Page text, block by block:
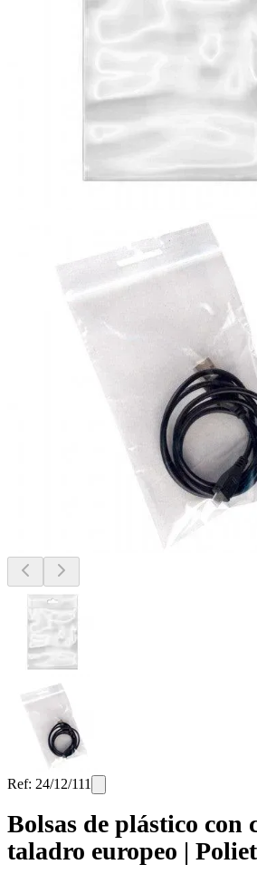
Ref: 24/12/111
Bolsas de plástico con
taladro europeo |